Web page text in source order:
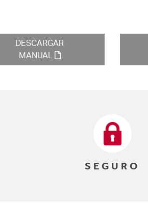
DESCARGAR
MANUAL
SEGURO